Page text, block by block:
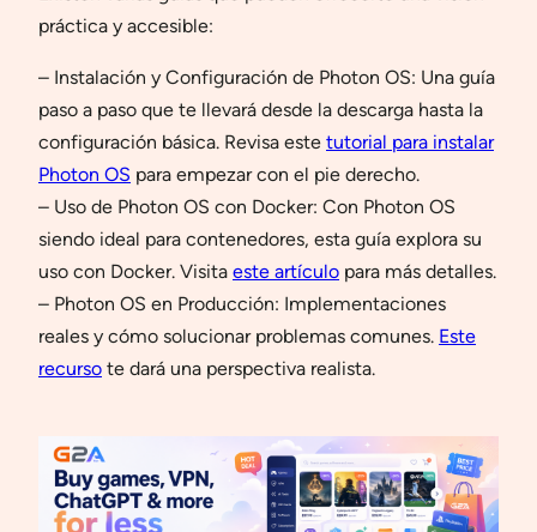
práctica y accesible:
– Instalación y Configuración de Photon OS: Una guía
paso a paso que te llevará desde la descarga hasta la
configuración básica. Revisa este tutorial para instalar
Photon OS para empezar con el pie derecho.
– Uso de Photon OS con Docker: Con Photon OS
siendo ideal para contenedores, esta guía explora su
uso con Docker. Visita este artículo para más detalles.
– Photon OS en Producción: Implementaciones
reales y cómo solucionar problemas comunes. Este
recurso te dará una perspectiva realista.